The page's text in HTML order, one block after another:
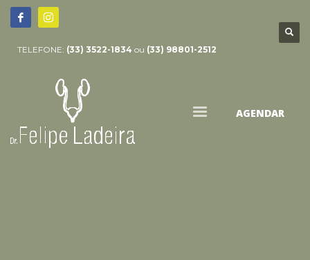
TELEFONE: (33) 3522-1834 ou (33) 98801-2512
AGENDAR